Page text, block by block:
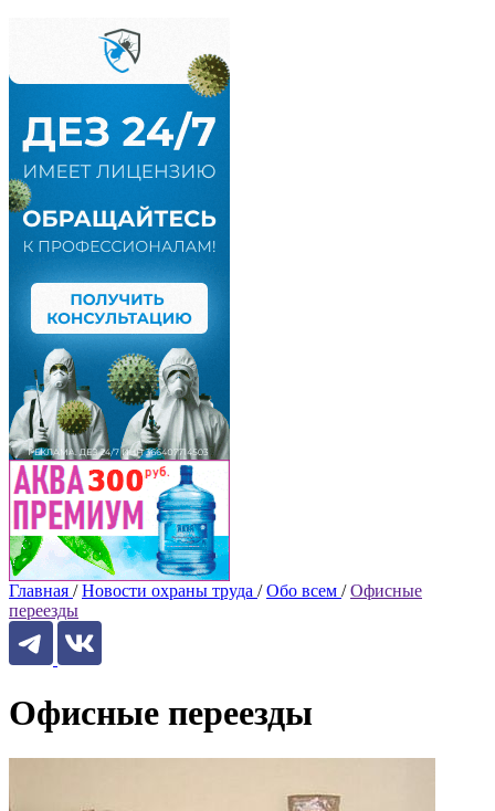
Главная / Новости охраны труда / Обо всем / Офисные
переезды
Офисные переезды